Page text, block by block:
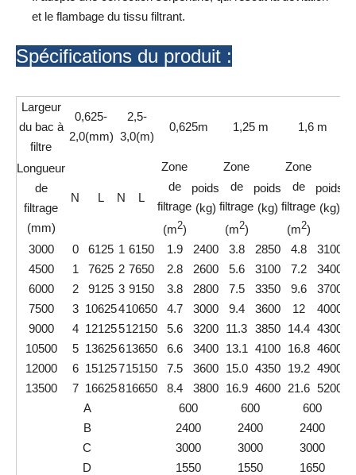
et le flambage du tissu filtrant.
Spécifications du produit :
Largeur
du bac à
filtre
0,625-
2,0(mm)
2,5-
3,0(m)
0,625m 1,25 m 1,6 m
Longueur
de
filtrage
(mm)
N L N L
Zone
de
filtrage
(m2)
poids
(kg)
Zone
de
filtrage
(m2)
poids
(kg)
Zone
de
filtrage
(m2)
poids
(kg)
3000
0 6125 1 6150 1.9 2400 3.8 2850 4.8 3100
4500
1 7625 2 7650 2.8 2600 5.6 3100 7.2 3400
6000
2 9125 3 9150 3.8 2800 7.5 3350 9.6 3700
7500
3 10625410650 4.7 3000 9.4 3600 12 4000
9000
4 12125512150 5.6 3200 11.3 3850 14.4 4300
10500
5 13625613650 6.6 3400 13.1 4100 16.8 4600
12000
6 15125715150 7.5 3600 15.0 4350 19.2 4900
13500
7 16625816650 8.4 3800 16.9 4600 21.6 5200
A
600 600
600
B
2400 2400
2400
C
3000 3000
3000
D
1550 1550
1650